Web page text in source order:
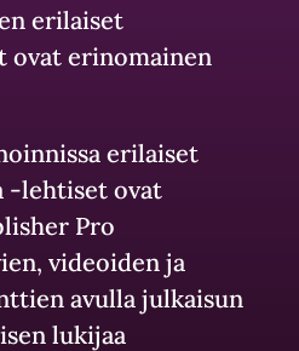
erilaiset
ovat erinomainen
erilaiset
-lehtiset ovat
Pro
videoiden ja
avulla julkaisun
lukijaa